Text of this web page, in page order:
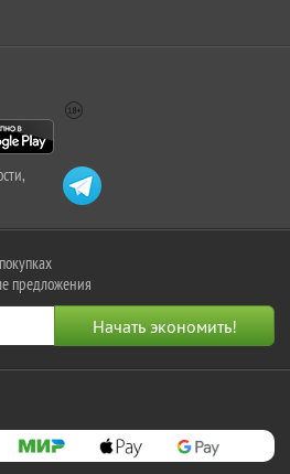
предложения